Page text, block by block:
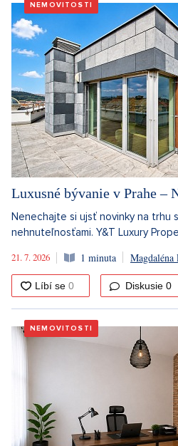
NEMOVITOSTI
Luxusné bývanie v Prahe –
Nenechajte si ujsť novinky na trhu
nehnuteľnosťami. Y&T Luxury
21. 7. 2026
1 minuta Magdaléna
Diskusie 0
NEMOVITOSTI